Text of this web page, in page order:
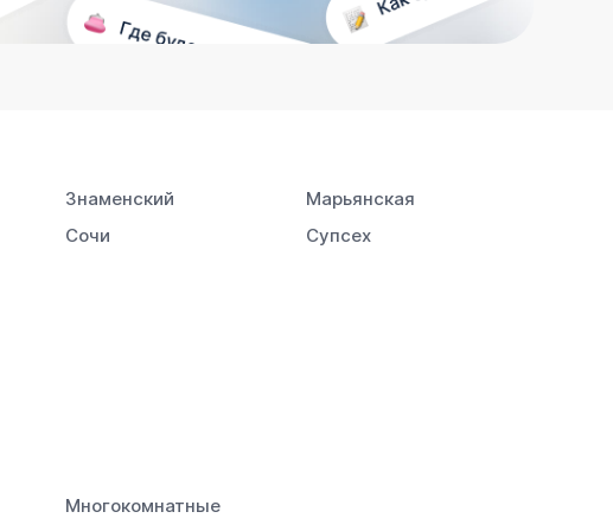
Знаменский
Марьянская
Сочи
Супсех
Многокомнатные